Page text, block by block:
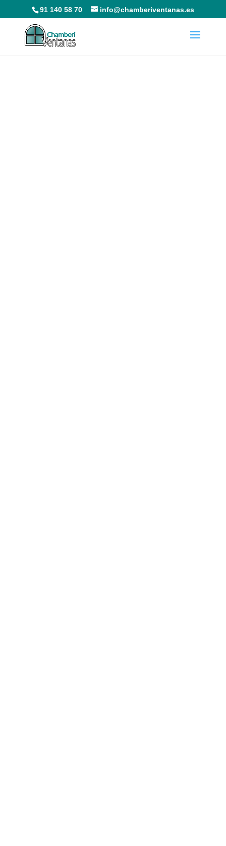
91 140 58 70 info@chamberiventanas.es